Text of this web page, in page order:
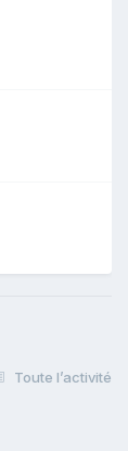
Toute l’activité